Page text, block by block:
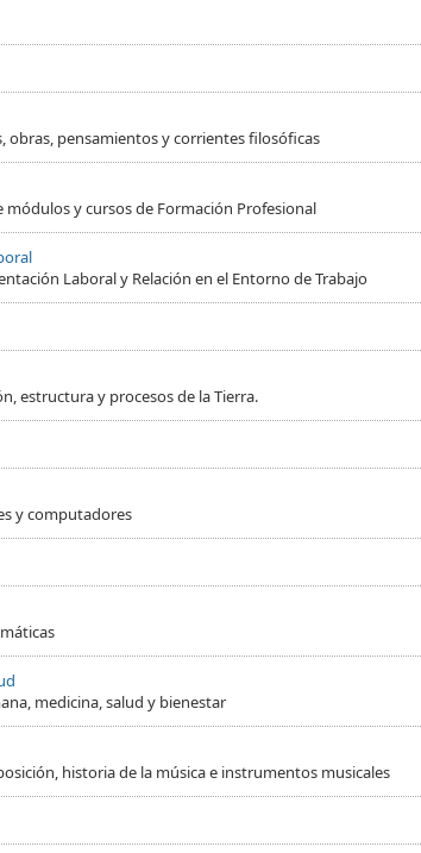
obras, pensamientos y corrientes filosóficas
y cursos de Formación Profesional
Laboral y Relación en el Entorno de Trabajo
estructura y procesos de la Tierra.
y computadores
medicina, salud y bienestar
historia de la música e instrumentos musicales